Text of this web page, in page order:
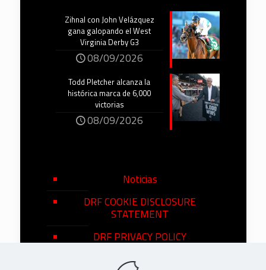
Zihnal con John Velázquez
gana galopando el West
Virginia Derby G3
08/09/2026
Todd Pletcher alcanza la
histórica marca de 6,000
victorias
08/09/2026
Noticias
DRF COOKIE DISCLOSURE
STATEMENT
DRF PRIVACY POLICY